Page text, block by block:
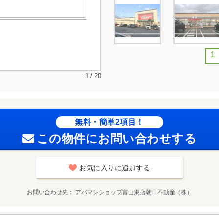
1 / 20
1
無料・簡単2項目！
この物件にお問い合わせする
お気に入りに追加する
お問い合わせ先 アパマンショップ富山東店朝日不動産（株）